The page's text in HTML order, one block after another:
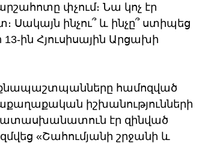
փչում։ Նա կոչ էր
Սակայն ինչու՞ և ինչը՞ ստիպեց
13-ին Հյուսիսային Արցախի
համոզված
իշխանությունների
պատասխանատուն էր զինված
«Շահումյանի շրջանի և